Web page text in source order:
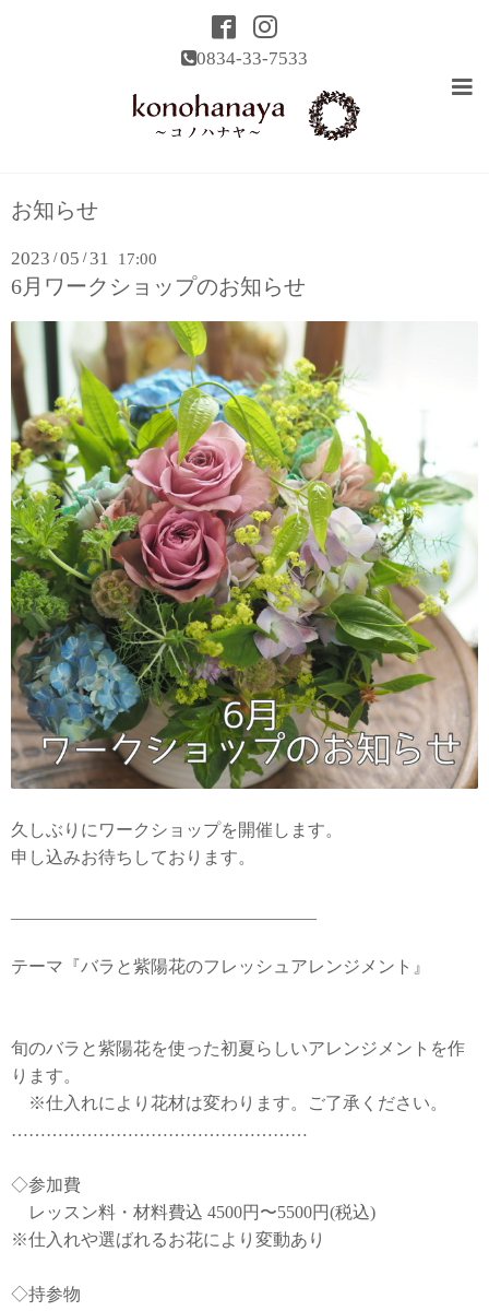
0834-33-7533
お知らせ
2023 /05 /31 17:00
6月ワークショップのお知らせ
久しぶりにワークショップを開催します。
申し込みお待ちしております。
テーマ『バラと紫陽花のフレッシュアレンジメント』
旬のバラと紫陽花を使った初夏らしいアレンジメントを作
ります。
※仕入れにより花材は変わります。ご了承ください。
……………………………………………
◇参加費
レッスン料・材料費込 4500円〜5500円(税込)
※仕入れや選ばれるお花により変動あり
◇持参物